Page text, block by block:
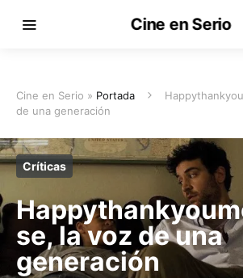
Cine en Serio
Cine en Serio » Portada
de una generación
Críticas
se, la voz de una
generación